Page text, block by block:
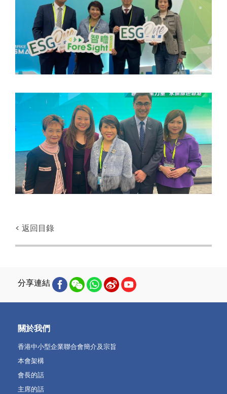
< 返回目錄
分享連結
關於我們
香港中小型企業聯合會簡介及宗旨
本會架構
會長的話
主席的話